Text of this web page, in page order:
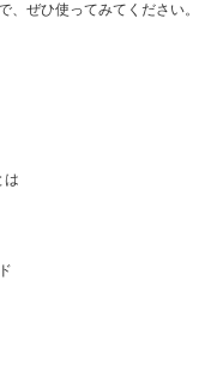
舞台挨拶へマッスルプラ
JAPAN 」にてマッス
、ぜひ使ってみてください。
は